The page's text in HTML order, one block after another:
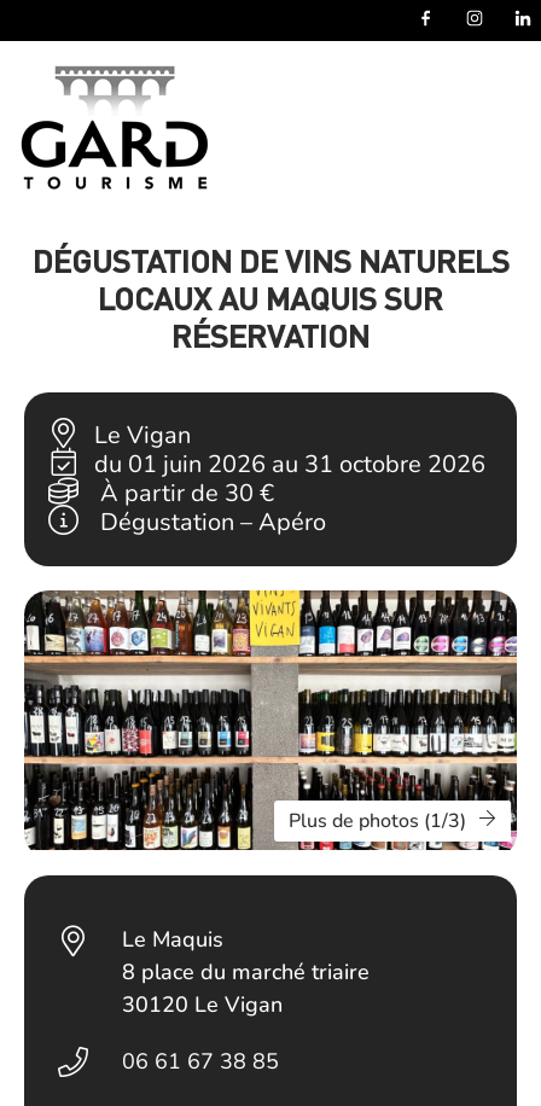
DÉGUSTATION DE VINS NATURELS
LOCAUX AU MAQUIS SUR
RÉSERVATION
Le Vigan
du 01 juin 2026 au 31 octobre 2026
À partir de 30 €
Dégustation – Apéro
Plus de photos (1/3)
Le Maquis
8 place du marché triaire
30120 Le Vigan
06 61 67 38 85